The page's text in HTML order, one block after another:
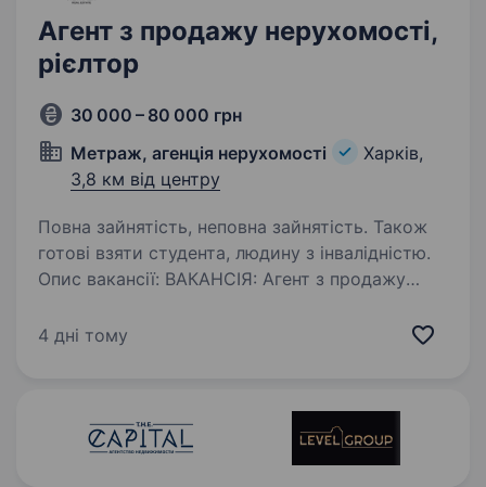
Агент з продажу нерухомості,
рієлтор
30 000 – 80 000 грн
Метраж, агенція нерухомості
Харків,
3,8 км від центру
Повна зайнятість, неповна зайнятість. Також
готові взяти студента, людину з інвалідністю.
Опис вакансії: ВАКАНСІЯ: Агент з продажу
нерухомості «Метраж» — це сучасна,
Ми працюємо як з житловою,…
4 дні тому